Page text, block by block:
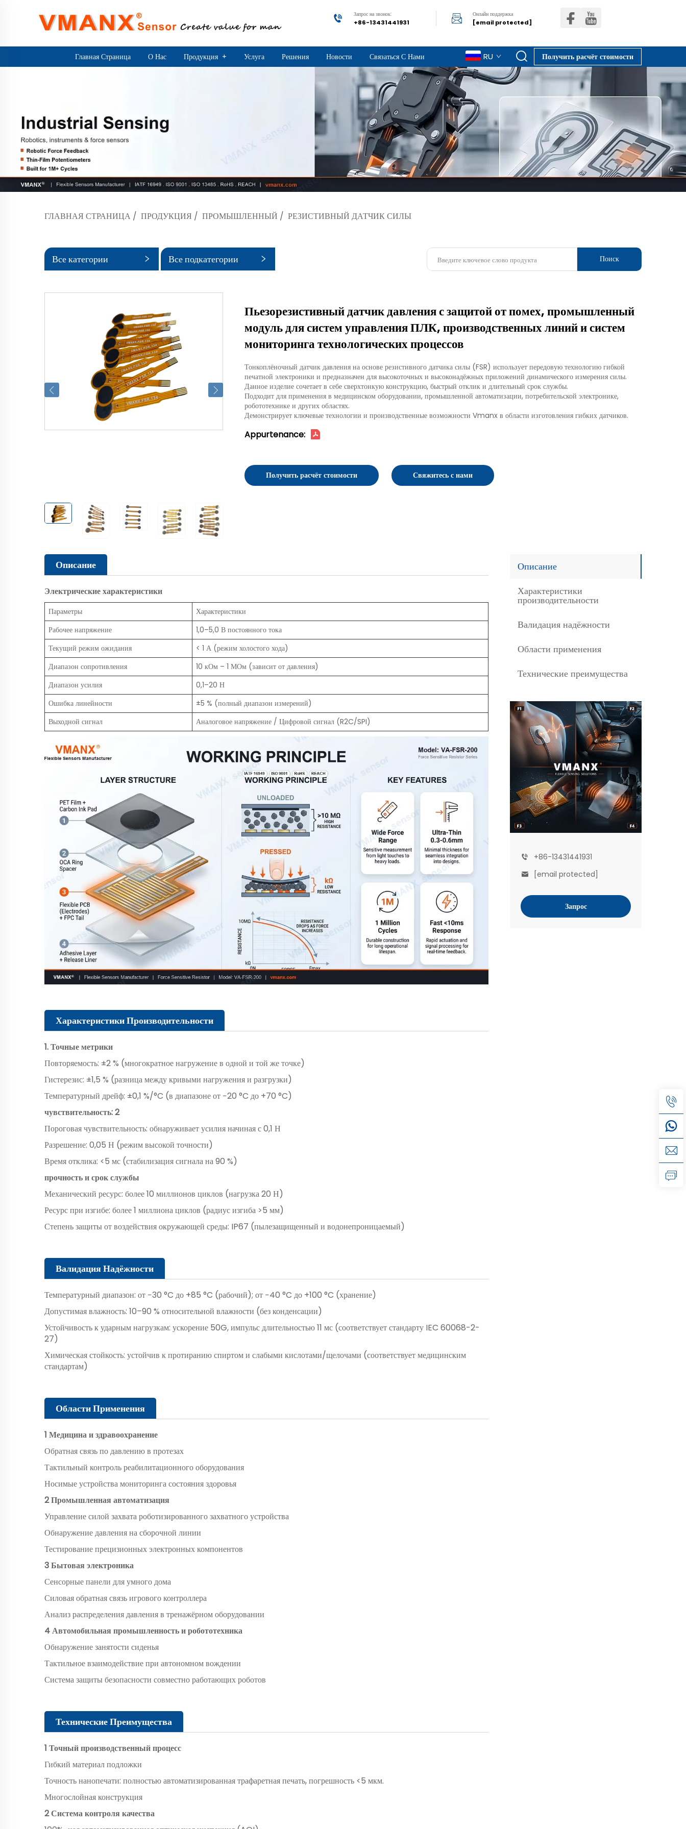
Запрос на звонок:
+86-13431441931
Онлайн поддержка
[email protected]
Главная Страница О Нас Продукция + Услуга Решения Новости Связаться С Нами RU Получить расчёт стоимости
ГЛАВНАЯ СТРАНИЦА / ПРОДУКЦИЯ / ПРОМЫШЛЕННЫЙ / РЕЗИСТИВНЫЙ ДАТЧИК СИЛЫ
Все категории Все подкатегории Поиск
Пьезорезистивный датчик давления с защитой от помех, промышленный
модуль для систем управления ПЛК, производственных линий и систем
мониторинга технологических процессов
Тонкоплёночный датчик давления на основе резистивного датчика силы (FSR) использует передовую технологию гибкой
печатной электроники и предназначен для высокоточных и высоконадёжных приложений динамического измерения силы.
Данное изделие сочетает в себе сверхтонкую конструкцию, быстрый отклик и длительный срок службы.
Подходит для применения в медицинском оборудовании, промышленной автоматизации, потребительской электронике,
робототехнике и других областях.
Демонстрирует ключевые технологии и производственные возможности Vmanx в области изготовления гибких датчиков.
Appurtenance:
Получить расчёт стоимости Свяжитесь с нами
Описание
Характеристики
производительности
Валидация надёжности
Области применения
Технические преимущества
+86-13431441931
[email protected]
Запрос
Описание
Электрические характеристики
Параметры
Характеристики
Рабочее напряжение
1,0–5,0 В постоянного тока
Текущий режим ожидания
< 1 А (режим холостого хода)
Диапазон сопротивления
10 кОм – 1 МОм (зависит от давления)
Диапазон усилия
0,1–20 Н
Ошибка линейности
±5 % (полный диапазон измерений)
Выходной сигнал
Аналоговое напряжение / Цифровой сигнал (R2C/SPI)
Характеристики Производительности
1. Точные метрики
Повторяемость: ±2 % (многократное нагружение в одной и той же точке)
Гистерезис: ±1,5 % (разница между кривыми нагружения и разгрузки)
Температурный дрейф: ±0,1 %/°C (в диапазоне от −20 °C до +70 °C)
чувствительность: 2
Пороговая чувствительность: обнаруживает усилия начиная с 0,1 Н
Разрешение: 0,05 Н (режим высокой точности)
Время отклика: <5 мс (стабилизация сигнала на 90 %)
прочность и срок службы
Механический ресурс: более 10 миллионов циклов (нагрузка 20 Н)
Ресурс при изгибе: более 1 миллиона циклов (радиус изгиба >5 мм)
Степень защиты от воздействия окружающей среды: IP67 (пылезащищенный и водонепроницаемый)
Валидация Надёжности
Температурный диапазон: от −30 °C до +85 °C (рабочий); от −40 °C до +100 °C (хранение)
Допустимая влажность: 10–90 % относительной влажности (без конденсации)
Устойчивость к ударным нагрузкам: ускорение 50G, импульс длительностью 11 мс (соответствует стандарту IEC 60068-2-
27)
Химическая стойкость: устойчив к протиранию спиртом и слабыми кислотами/щелочами (соответствует медицинским
стандартам)
Области Применения
1 Медицина и здравоохранение
Обратная связь по давлению в протезах
Тактильный контроль реабилитационного оборудования
Носимые устройства мониторинга состояния здоровья
2 Промышленная автоматизация
Управление силой захвата роботизированного захватного устройства
Обнаружение давления на сборочной линии
Тестирование прецизионных электронных компонентов
3 Бытовая электроника
Сенсорные панели для умного дома
Силовая обратная связь игрового контроллера
Анализ распределения давления в тренажёрном оборудовании
4 Автомобильная промышленность и робототехника
Обнаружение занятости сиденья
Тактильное взаимодействие при автономном вождении
Система защиты безопасности совместно работающих роботов
Технические Преимущества
1 Точный производственный процесс
Гибкий материал подложки
Точность нанопечати: полностью автоматизированная трафаретная печать, погрешность <5 мкм.
Многослойная конструкция
2 Система контроля качества